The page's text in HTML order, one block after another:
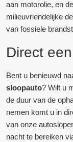
aan motorolie, en
milieuvriendelijke
van fossiele
Direct
Bent u benieuwd
sloopauto? Wilt u
de duur van de
nemen komt u in
van onze
nacht te bereiken